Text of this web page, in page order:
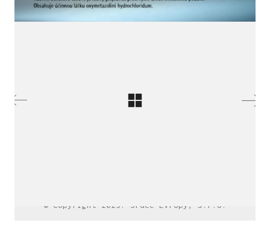
© Copyright 2025. Srdce Evropy, s.r.o.